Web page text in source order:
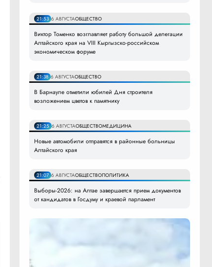
21:53 6 АВГУСТАОБЩЕСТВО
Виктор Томенко возглавляет работу большой делегации
Алтайского края на VIII Кыргызско-российском
экономическом форуме
21:38 6 АВГУСТАОБЩЕСТВО
В Барнауле отметили юбилей Дня строителя
возложением цветов к памятнику
21:25 6 АВГУСТАОБЩЕСТВОМЕДИЦИНА
Новые автомобили отправятся в районные больницы
Алтайского края
21:07 6 АВГУСТАОБЩЕСТВОПОЛИТИКА
Выборы-2026: на Алтае завершается прием документов
от кандидатов в Госдуму и краевой парламент